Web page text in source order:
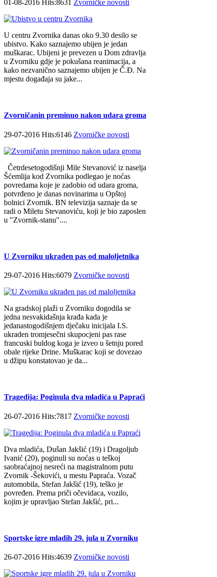
01-08-2016 Hits:8631 Zvorničke novosti
U centru Zvornika danas oko 9.30 desilo se
ubistvo. Kako saznajemo ubijen je jedan
muškarac. Ubijeni je prevezen u Dom zdravlja
u Zvorniku gdje je pokušana reanimacija, a
kako nezvanično saznajemo ubijen je Č.Đ. Na
mjestu događaja su jake...
Zvorničanin preminuo nakon udara groma
29-07-2016 Hits:6146 Zvorničke novosti
Četrdesetogodišnji Mile Stevanović iz naselja
Šćemlija kod Zvornika podlegao je noćas
povredama koje je zadobio od udara groma,
potvrđeno je danas novinarima u Opštoj
bolnici Zvornik. BN televizija saznaje da se
radi o Miletu Stevanoviću, koji je bio zaposlen
u "Zvornik-stanu"....
U Zvorniku ukraden pas od maloljetnika
29-07-2016 Hits:6079 Zvorničke novosti
Na gradskoj plaži u Zvorniku dogodila se
jedna nesvakidašnja krađa kada je
jedanastogodišnjem dječaku inicijala I.S.
ukraden tromjesečni skupocjeni pas rase
francuski buldog koga je izveo u šetnju pored
obale rijeke Drine. Muškarac koji se dovezao
u džipu konstatovao je da...
Tragedija: Poginula dva mladića u Papraći
26-07-2016 Hits:7817 Zvorničke novosti
Dva mladića, Dušan Jakšić (19) i Dragoljub
Ivanić (20), poginuli su noćas u teškoj
saobraćajnoj nesreći na magistralnom putu
Zvornik -Šekovići, u mestu Papraća. Vozač
automobila, Stefan Jakšić (19), teško je
povređen. Prema priči očevidaca, vozilo,
kojim je upravljao Stefan Jakšić, pri...
Sportske igre mladih 29. jula u Zvorniku
26-07-2016 Hits:4639 Zvorničke novosti